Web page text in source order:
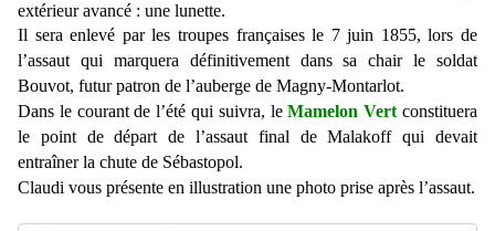
extérieur avancé : une lunette.
Il sera enlevé par les troupes françaises le 7 juin 1855, lors de
l’assaut qui marquera définitivement dans sa chair le soldat
Bouvot, futur patron de l’auberge de Magny-Montarlot.
Dans le courant de l’été qui suivra, le Mamelon Vertconstituera
le point de départ de l’assaut final de Malakoff qui devait
entraîner la chute de Sébastopol.
Claudi vous présente en illustration une photo prise après l’assaut.